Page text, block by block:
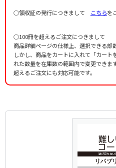
○領収証の発行につきまして こちらを
○100冊を超えるご注文につきまして
商品詳細ページの仕様上、選択できる部
しかし、商品をカートに入れて「カー
れた数量を在庫数の範囲内で変更できま
超えるご注文にも対応可能です。